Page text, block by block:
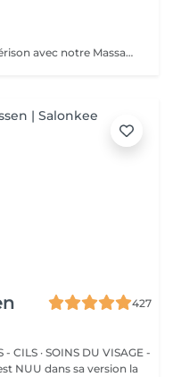
Explorez le pouvoir ancestral de guérison avec notre Massage Amérindien aux Pierres Chaudes. Plongez dans une expérience où la sagesse des traditions amérindiennes se marie à la chaleur bienfaisante des pierres. Les pierres chaudes, soigneusement positionnées le long de votre corps, libèrent une énergie apaisante qui soulage les tensions musculaires et stimule la circulation. Les mouvements rituels et les propriétés énergisantes des pierres créent une harmonie unique entre le physique et le spirituel. Laissez-vous emporter par la chaleur réconfortante et les bienfaits revitalisants de notre Massage Amérindien avec des pierres chaudes.
427
CILS · SOINS DU VISAGE -